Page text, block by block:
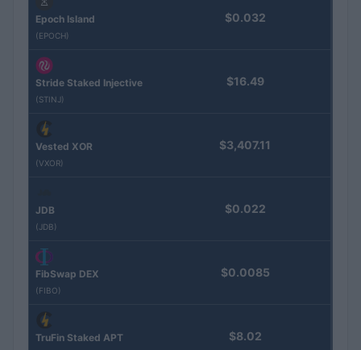
Epoch Island
(EPOCH)
$0.032
Stride Staked Injective
(STINJ)
$16.49
Vested XOR
(VXOR)
$3,407.11
JDB
(JDB)
$0.022
FibSwap DEX
(FIBO)
$0.0085
TruFin Staked APT $8.02